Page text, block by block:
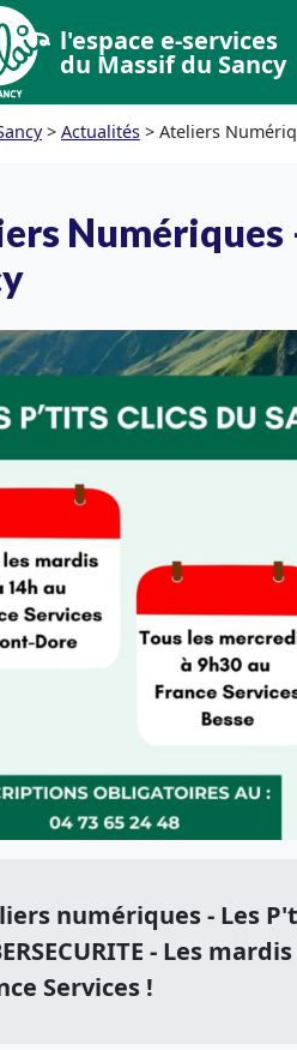
l'espace e-services
du Massif du Sancy
> Actualités > Ateliers
Numériques
numériques - Les
- Les
Services !